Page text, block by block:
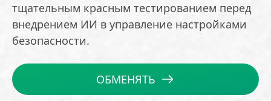
тщательным красным тестированием перед
внедрением ИИ в управление настройками
безопасности.
ОБМЕНЯТЬ